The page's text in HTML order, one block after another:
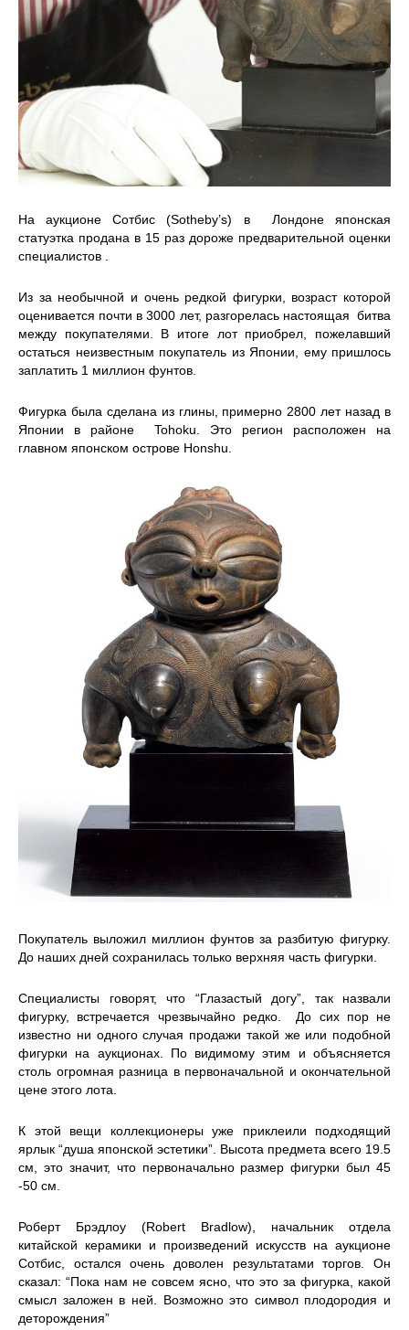
На аукционе Сотбис (Sotheby’s) в Лондоне японская
статуэтка продана в 15 раз дороже предварительной оценки
специалистов .
Из за необычной и очень редкой фигурки, возраст которой
оценивается почти в 3000 лет, разгорелась настоящая битва
между покупателями. В итоге лот приобрел, пожелавший
остаться неизвестным покупатель из Японии, ему пришлось
заплатить 1 миллион фунтов.
Фигурка была сделана из глины, примерно 2800 лет назад в
Японии в районе Tohoku. Это регион расположен на
главном японском острове Honshu.
Покупатель выложил миллион фунтов за разбитую фигурку.
До наших дней сохранилась только верхняя часть фигурки.
Специалисты говорят, что “Глазастый догу”, так назвали
фигурку, встречается чрезвычайно редко. До сих пор не
известно ни одного случая продажи такой же или подобной
фигурки на аукционах. По видимому этим и объясняется
столь огромная разница в первоначальной и окончательной
цене этого лота.
К этой вещи коллекционеры уже приклеили подходящий
ярлык “душа японской эстетики”. Высота предмета всего 19.5
см, это значит, что первоначально размер фигурки был 45
-50 см.
Роберт Брэдлоу (Robert Bradlow), начальник отдела
китайской керамики и произведений искусств на аукционе
Сотбис, остался очень доволен результатами торгов. Он
сказал: “Пока нам не совсем ясно, что это за фигурка, какой
смысл заложен в ней. Возможно это символ плодородия и
деторождения”